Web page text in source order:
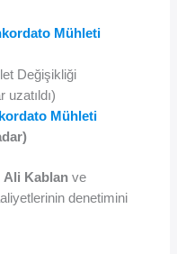
Mühleti
Değişikliği
uzatıldı)
Mühleti
Ali Kablan ve
denetimini